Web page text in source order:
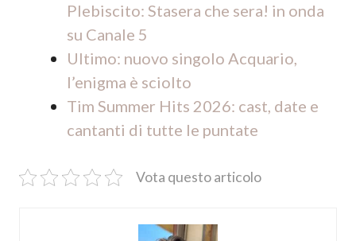
Plebiscito: Stasera che sera! in onda
su Canale 5
Ultimo: nuovo singolo Acquario,
l’enigma è sciolto
Tim Summer Hits 2026: cast, date e
cantanti di tutte le puntate
Vota questo articolo